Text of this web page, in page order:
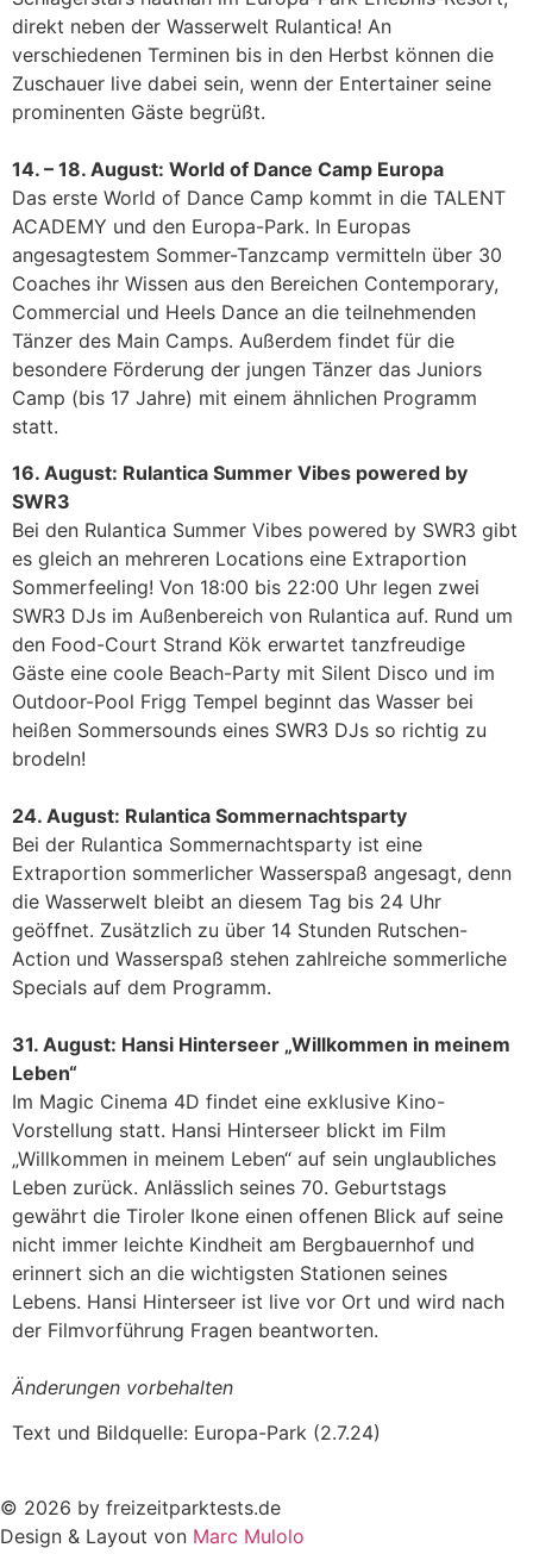
direkt neben der Wasserwelt Rulantica! An
verschiedenen Terminen bis in den Herbst können die
Zuschauer live dabei sein, wenn der Entertainer seine
prominenten Gäste begrüßt.
14. – 18. August: World of Dance Camp Europa
Das erste World of Dance Camp kommt in die TALENT
ACADEMY und den Europa-Park. In Europas
angesagtestem Sommer-Tanzcamp vermitteln über 30
Coaches ihr Wissen aus den Bereichen Contemporary,
Commercial und Heels Dance an die teilnehmenden
Tänzer des Main Camps. Außerdem findet für die
besondere Förderung der jungen Tänzer das Juniors
Camp (bis 17 Jahre) mit einem ähnlichen Programm
statt.
16. August: Rulantica Summer Vibes powered by
SWR3
Bei den Rulantica Summer Vibes powered by SWR3 gibt
es gleich an mehreren Locations eine Extraportion
Sommerfeeling! Von 18:00 bis 22:00 Uhr legen zwei
SWR3 DJs im Außenbereich von Rulantica auf. Rund um
den Food-Court Strand Kök erwartet tanzfreudige
Gäste eine coole Beach-Party mit Silent Disco und im
Outdoor-Pool Frigg Tempel beginnt das Wasser bei
heißen Sommersounds eines SWR3 DJs so richtig zu
brodeln!
24. August: Rulantica Sommernachtsparty
Bei der Rulantica Sommernachtsparty ist eine
Extraportion sommerlicher Wasserspaß angesagt, denn
die Wasserwelt bleibt an diesem Tag bis 24 Uhr
geöffnet. Zusätzlich zu über 14 Stunden Rutschen-
Action und Wasserspaß stehen zahlreiche sommerliche
Specials auf dem Programm.
31. August: Hansi Hinterseer „Willkommen in meinem
Leben“
Im Magic Cinema 4D findet eine exklusive Kino-
Vorstellung statt. Hansi Hinterseer blickt im Film
„Willkommen in meinem Leben“ auf sein unglaubliches
Leben zurück. Anlässlich seines 70. Geburtstags
gewährt die Tiroler Ikone einen offenen Blick auf seine
nicht immer leichte Kindheit am Bergbauernhof und
erinnert sich an die wichtigsten Stationen seines
Lebens. Hansi Hinterseer ist live vor Ort und wird nach
der Filmvorführung Fragen beantworten.
Änderungen vorbehalten
Text und Bildquelle: Europa-Park (2.7.24)
© 2026 by freizeitparktests.de
Design & Layout von Marc Mulolo